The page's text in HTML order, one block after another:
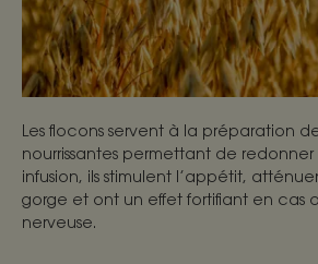
Les flocons servent à la préparation
nourrissantes permettant de redonner
infusion, ils stimulent l’appétit,
gorge et ont un effet fortifiant en cas
nerveuse.